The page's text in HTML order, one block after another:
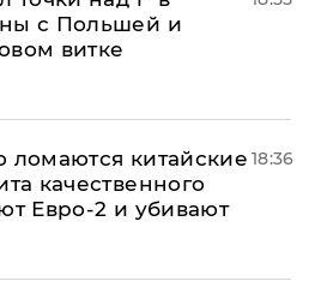
с Польшей и
витке
ломаются китайские
качественного
Евро-2 и убивают
18:36